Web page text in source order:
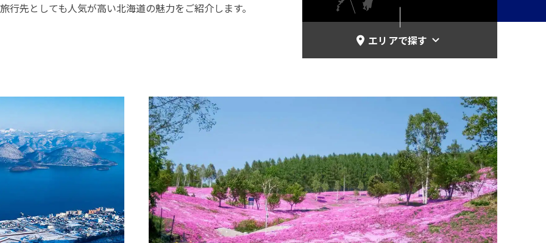
エリアで探す
先としても人気が高い北海道の魅力をご紹介します。